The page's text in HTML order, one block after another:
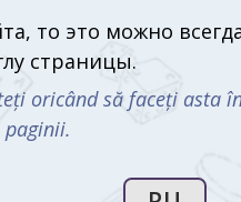
510 белых
смеха. Но
которые
карты
С этим